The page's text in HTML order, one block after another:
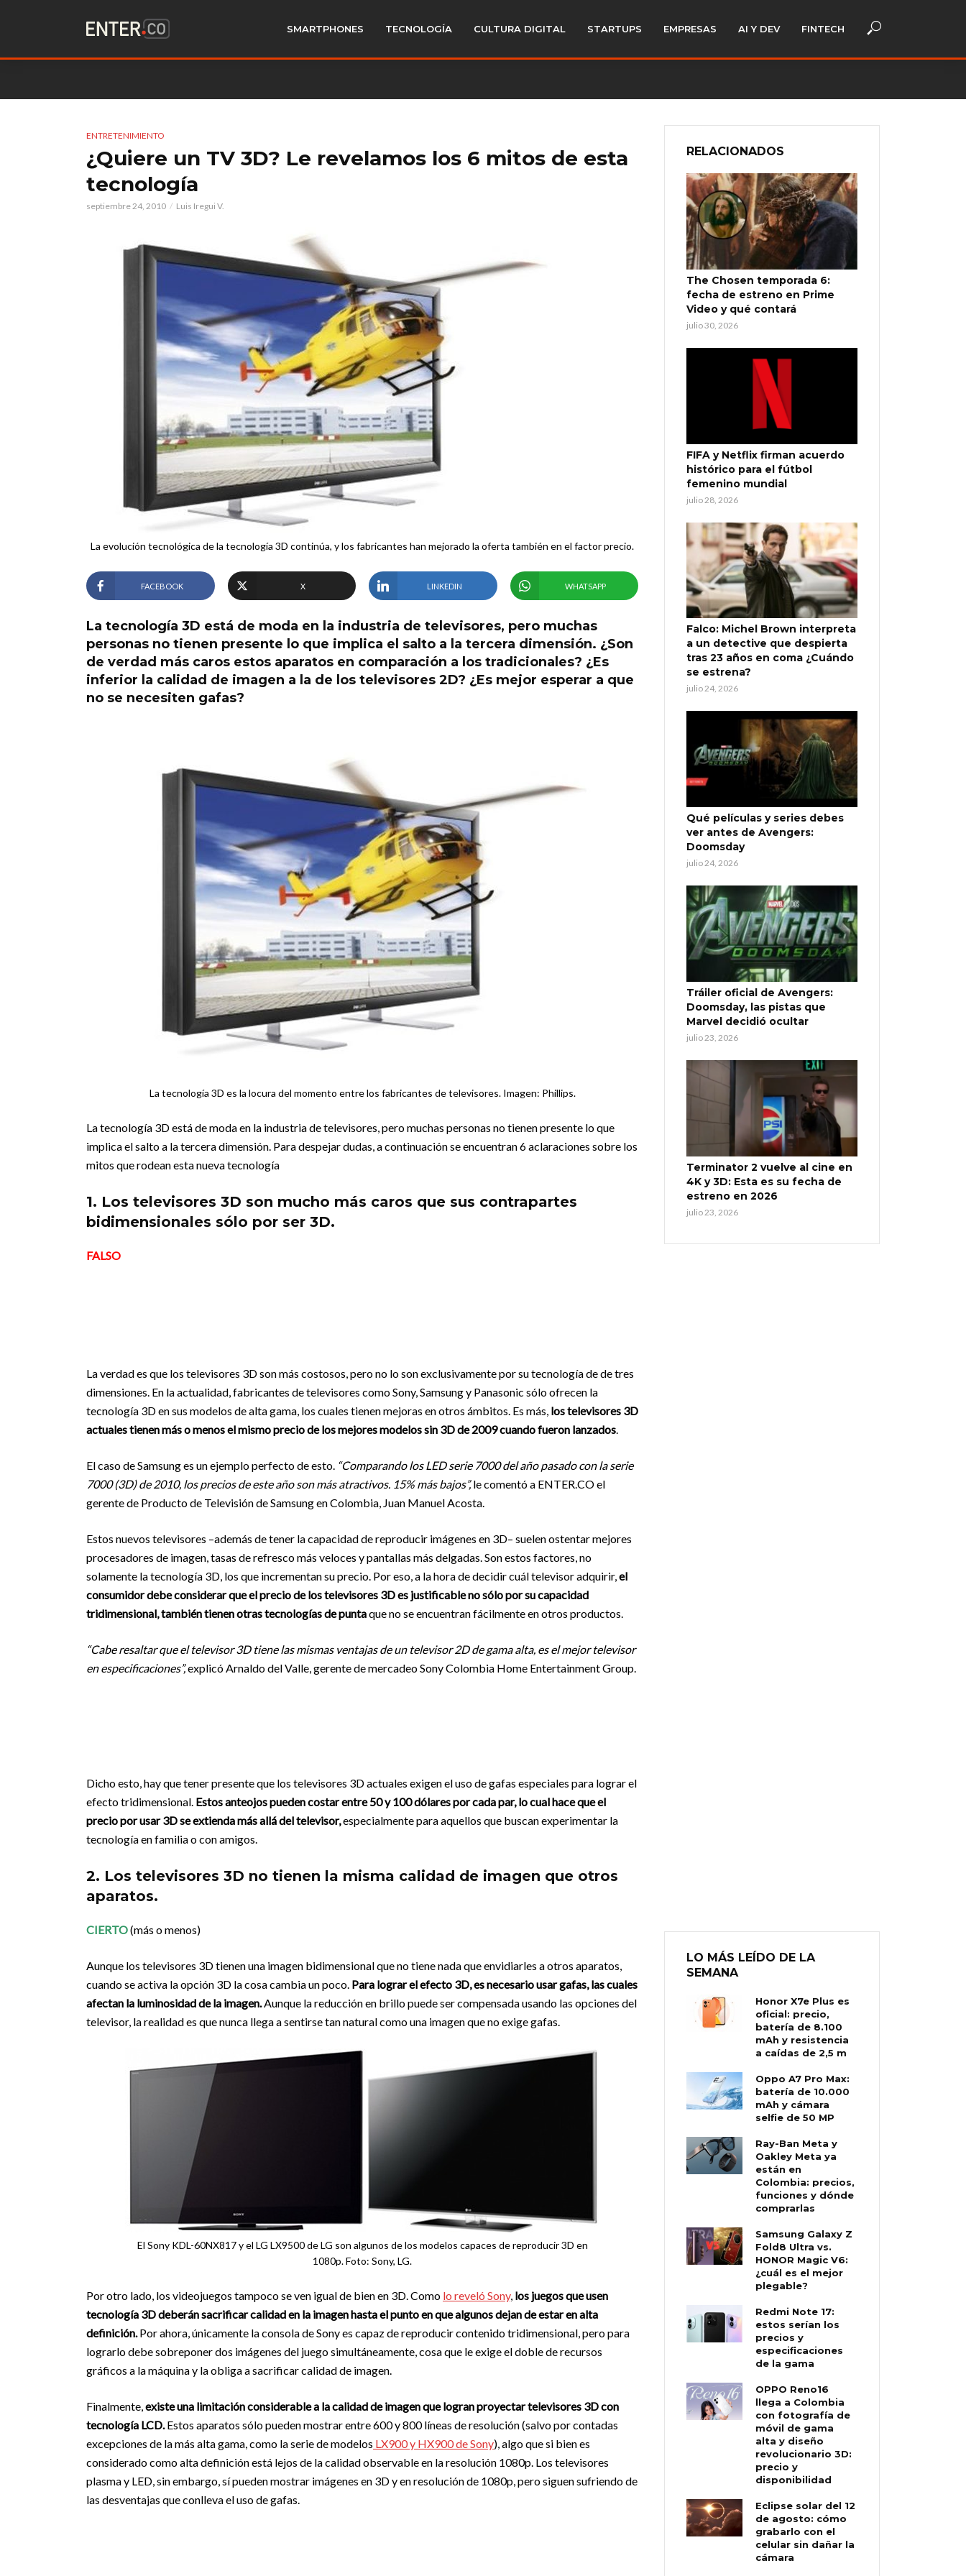
SMARTPHONES TECNOLOGÍA CULTURA DIGITAL STARTUPS EMPRESAS AI Y DEV FINTECH
ENTRETENIMIENTO
¿Quiere un TV 3D? Le revelamos los 6 mitos de esta
tecnología
septiembre 24, 2010 Luis Iregui V.
La evolución tecnológica de la tecnología 3D continúa, y los fabricantes han mejorado la oferta también en el factor precio.
FACEBOOK X LINKEDIN WHATSAPP
La tecnología 3D está de moda en la industria de televisores, pero muchas
personas no tienen presente lo que implica el salto a la tercera dimensión. ¿Son
de verdad más caros estos aparatos en comparación a los tradicionales? ¿Es
inferior la calidad de imagen a la de los televisores 2D? ¿Es mejor esperar a que
no se necesiten gafas?
La tecnología 3D es la locura del momento entre los fabricantes de televisores. Imagen: Phillips.
La tecnología 3D está de moda en la industria de televisores, pero muchas personas no tienen presente lo que
implica el salto a la tercera dimensión. Para despejar dudas, a continuación se encuentran 6 aclaraciones sobre los
mitos que rodean esta nueva tecnología
1. Los televisores 3D son mucho más caros que sus contrapartes
bidimensionales sólo por ser 3D.
FALSO
La verdad es que los televisores 3D son más costosos, pero no lo son exclusivamente por su tecnología de de tres
dimensiones. En la actualidad, fabricantes de televisores como Sony, Samsung y Panasonic sólo ofrecen la
tecnología 3D en sus modelos de alta gama, los cuales tienen mejoras en otros ámbitos. Es más, los televisores 3D
actuales tienen más o menos el mismo precio de los mejores modelos sin 3D de 2009 cuando fueron lanzados.
El caso de Samsung es un ejemplo perfecto de esto. “Comparando los LED serie 7000 del año pasado con la serie
7000 (3D) de 2010, los precios de este año son más atractivos. 15% más bajos”,le comentó a ENTER.CO el
gerente de Producto de Televisión de Samsung en Colombia, Juan Manuel Acosta.
Estos nuevos televisores –además de tener la capacidad de reproducir imágenes en 3D– suelen ostentar mejores
procesadores de imagen, tasas de refresco más veloces y pantallas más delgadas. Son estos factores, no
solamente la tecnología 3D, los que incrementan su precio. Por eso, a la hora de decidir cuál televisor adquirir,el
consumidor debe considerar que el precio de los televisores 3D es justificable no sólo por su capacidad
tridimensional, también tienen otras tecnologíasde puntaque no se encuentran fácilmente en otros productos.
“Cabe resaltar que el televisor 3D tiene las mismas ventajas de un televisor 2D de gama alta, es el mejor televisor
en especificaciones”,explicó Arnaldo del Valle, gerente de mercadeo Sony Colombia Home Entertainment Group.
Dicho esto, hay que tener presente que los televisores 3D actuales exigen el uso de gafas especiales para lograr el
efecto tridimensional. Estos anteojos pueden costar entre 50 y 100 dólares por cada par, lo cual hace que el
precio por usar 3D se extienda más allá del televisor,especialmente para aquellos que buscan experimentar la
tecnología en familia o con amigos.
2. Los televisores 3D no tienen la misma calidad de imagen que otros
aparatos.
CIERTO(más o menos)
Aunque los televisores 3D tienen una imagen bidimensional que no tiene nada que envidiarles a otros aparatos,
cuando se activa la opción 3D la cosa cambia un poco. Para lograr el efecto 3D, es necesario usar gafas, las cuales
afectan la luminosidad de la imagen.Aunque la reducción en brillo puede ser compensada usando las opciones del
televisor, la realidad es que nunca llega a sentirse tan natural como una imagen que no exige gafas.
El Sony KDL-60NX817 y el LG LX9500 de LG son algunos de los modelos capaces de reproducir 3D en
1080p. Foto: Sony, LG.
Por otro lado, los videojuegos tampoco se ven igual de bien en 3D. Como lo reveló Sony, los juegos que usen
tecnología 3D deberán sacrificar calidad en la imagen hasta el punto en que algunos dejan de estar en alta
definición.Por ahora, únicamente la consola de Sony es capaz de reproducir contenido tridimensional, pero para
lograrlo debe sobreponer dos imágenes del juego simultáneamente, cosa que le exige el doble de recursos
gráficos a la máquina y la obliga a sacrificar calidad de imagen.
Finalmente,existe una limitación considerable a la calidad de imagen que logran proyectar televisores 3D con
tecnología LCD.Estos aparatos sólo pueden mostrar entre 600 y 800 líneas de resolución (salvo por contadas
excepciones de la más alta gama, como la serie de modelos LX900y HX900deSony), algo que si bien es
considerado como alta definición está lejos de la calidad observable en la resolución 1080p. Los televisores
plasma y LED, sin embargo, sí pueden mostrar imágenes en 3D y en resolución de 1080p, pero siguen sufriendo de
las desventajas que conlleva el uso de gafas.
RELACIONADOS
The Chosen temporada 6:
fecha de estreno en Prime
Video y qué contará
julio 30, 2026
FIFA y Netflix firman acuerdo
histórico para el fútbol
femenino mundial
julio 28, 2026
Falco: Michel Brown interpreta
a un detective que despierta
tras 23 años en coma ¿Cuándo
se estrena?
julio 24, 2026
Qué películas y series debes
ver antes de Avengers:
Doomsday
julio 24, 2026
Tráiler oficial de Avengers:
Doomsday, las pistas que
Marvel decidió ocultar
julio 23, 2026
Terminator 2 vuelve al cine en
4K y 3D: Esta es su fecha de
estreno en 2026
julio 23, 2026
LO MÁS LEÍDO DE LA
SEMANA
Honor X7e Plus es
oficial: precio,
batería de 8.100
mAh y resistencia
a caídas de 2,5 m
Oppo A7 Pro Max:
batería de 10.000
mAh y cámara
selfie de 50 MP
Ray-Ban Meta y
Oakley Meta ya
están en
Colombia: precios,
funciones y dónde
comprarlas
Samsung Galaxy Z
Fold8 Ultra vs.
HONOR Magic V6:
¿cuál es el mejor
plegable?
Redmi Note 17:
estos serían los
precios y
especificaciones
de la gama
OPPO Reno16
llega a Colombia
con fotografía de
móvil de gama
alta y diseño
revolucionario 3D:
precio y
disponibilidad
Eclipse solar del 12
de agosto: cómo
grabarlo con el
celular sin dañar la
cámara